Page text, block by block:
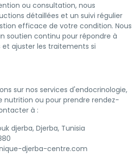
ou consultation, nous
détaillées et un suivi régulier
efficace de votre condition. Nous
soutien continu pour répondre à
ajuster les traitements si
sur nos services d'endocrinologie,
nutrition ou pour prendre rendez-
à :
djerba, Djerba, Tunisia
djerba-centre.com